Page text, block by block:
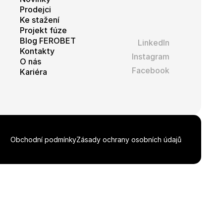
Prodejci
Ke stažení
Projekt fúze
Blog FEROBET
Kontakty
O nás
Kariéra
LinkedIn
Instagram
Facebook
Obchodní podmínkyZásady ochrany osobních údajů